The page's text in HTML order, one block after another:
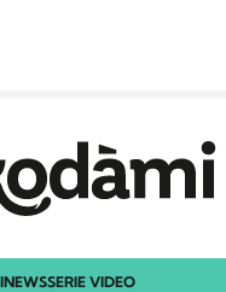
NEWSSERIE VIDEO